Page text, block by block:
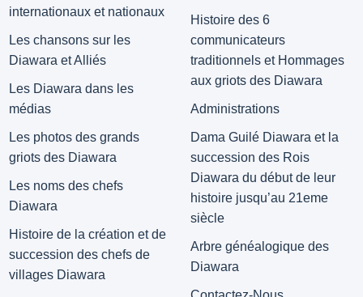
internationaux et nationaux
Les chansons sur les
Diawara et Alliés
Les Diawara dans les
médias
Les photos des grands
griots des Diawara
Les noms des chefs
Diawara
Histoire de la création et de
succession des chefs de
villages Diawara
Histoire des 6
communicateurs
traditionnels et Hommages
aux griots des Diawara
Administrations
Dama Guilé Diawara et la
succession des Rois
Diawara du début de leur
histoire jusqu’au 21eme
siècle
Arbre généalogique des
Diawara